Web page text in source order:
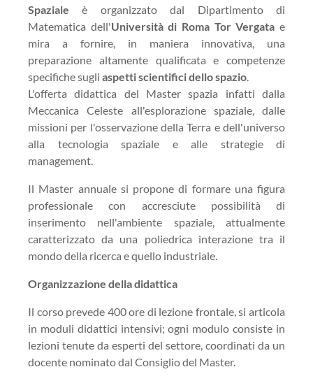
Spaziale è organizzato dal Dipartimento di
Matematica dell'Università di Roma Tor Vergata e
mira a fornire, in maniera innovativa, una
preparazione altamente qualificata e competenze
specifiche sugli aspetti scientifici dello spazio.
L'offerta didattica del Master spazia infatti dalla
Meccanica Celeste all'esplorazione spaziale, dalle
missioni per l'osservazione della Terra e dell'universo
alla tecnologia spaziale e alle strategie di
management.
Il Master annuale si propone di formare una figura
professionale con accresciute possibilità di
inserimento nell'ambiente spaziale, attualmente
caratterizzato da una poliedrica interazione tra il
mondo della ricerca e quello industriale.
Organizzazione della didattica
Il corso prevede 400 ore di lezione frontale, si articola
in moduli didattici intensivi; ogni modulo consiste in
lezioni tenute da esperti del settore, coordinati da un
docente nominato dal Consiglio del Master.